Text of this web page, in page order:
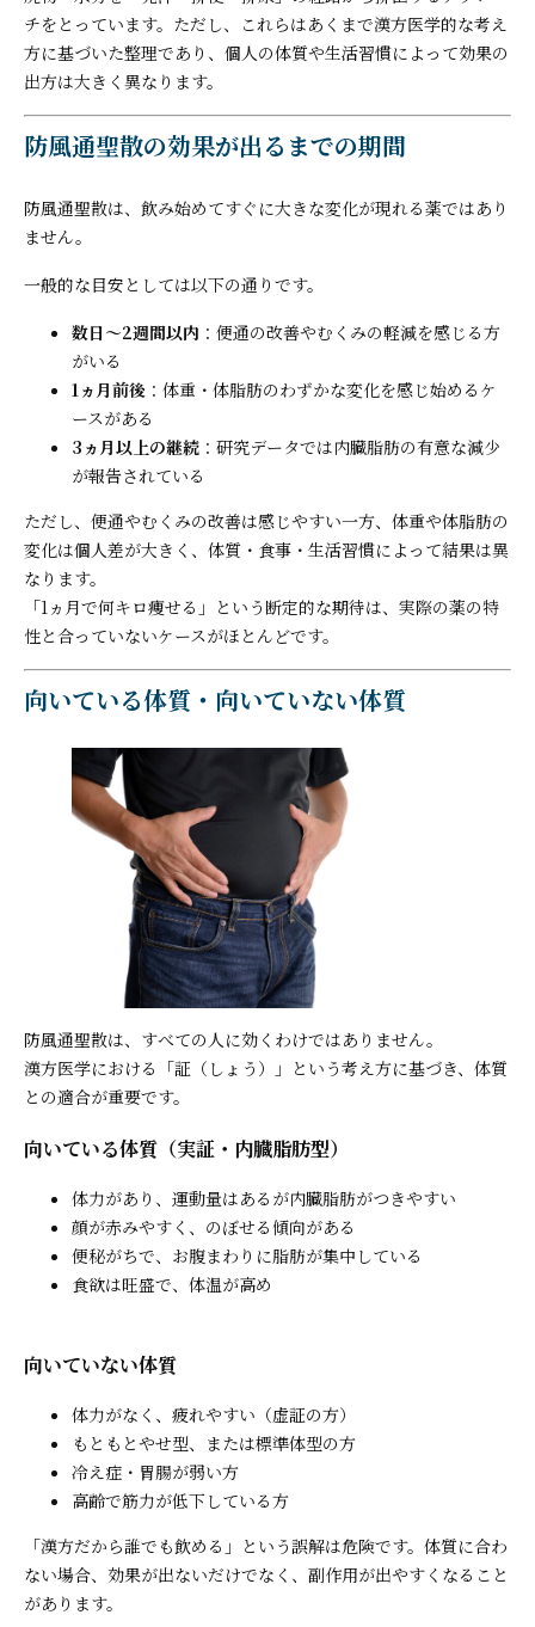
チをとっています。ただし、これらはあくまで漢方医学的な考え
方に基づいた整理であり、個人の体質や生活習慣によって効果の
出方は大きく異なります。
防風通聖散の効果が出るまでの期間
防風通聖散は、飲み始めてすぐに大きな変化が現れる薬ではあり
ません。
一般的な目安としては以下の通りです。
数日〜2週間以内 ：便通の改善やむくみの軽減を感じる方
がいる
1ヵ月前後 ：体重・体脂肪のわずかな変化を感じ始めるケ
ースがある
3ヵ月以上の継続 ：研究データでは内臓脂肪の有意な減少
が報告されている
ただし、便通やむくみの改善は感じやすい一方、体重や体脂肪の
変化は個人差が大きく、体質・食事・生活習慣によって結果は異
なります。
「1ヵ月で何キロ痩せる」という断定的な期待は、実際の薬の特
性と合っていないケースがほとんどです。
向いている体質・向いていない体質
防風通聖散は、すべての人に効くわけではありません。
漢方医学における「証（しょう）」という考え方に基づき、体質
との適合が重要です。
向いている体質（実証・内臓脂肪型）
体力があり、運動量はあるが内臓脂肪がつきやすい
顔が赤みやすく、のぼせる傾向がある
便秘がちで、お腹まわりに脂肪が集中している
食欲は旺盛で、体温が高め
向いていない体質
体力がなく、疲れやすい（虚証の方）
もともとやせ型、または標準体型の方
冷え症・胃腸が弱い方
高齢で筋力が低下している方
「漢方だから誰でも飲める」という誤解は危険です。体質に合わ
ない場合、効果が出ないだけでなく、副作用が出やすくなること
があります。